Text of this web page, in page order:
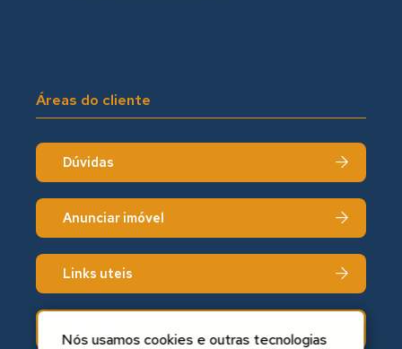
Áreas do cliente
Dúvidas
Anunciar imóvel
Links uteis
Nós usamos cookies e outras tecnologias